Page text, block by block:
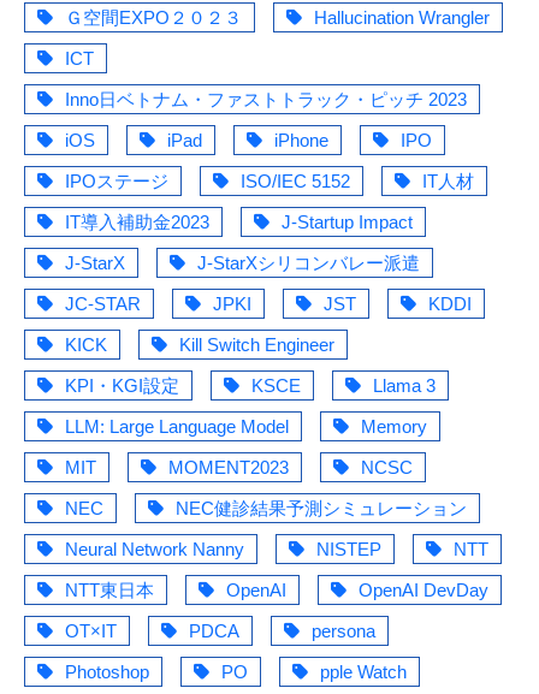
Ｇ空間EXPO２０２３
Hallucination Wrangler
ICT
Inno日ベトナム・ファストトラック・ピッチ 2023
iOS
iPad iPhone
IPO
IPOステージ
ISO/IEC 5152
IT人材
IT導入補助金2023
J-Startup Impact
J-StarX
J-StarXシリコンバレー派遣
JC-STAR
JPKI JST
KDDI
KICK
Kill Switch Engineer
KPI・KGI設定
KSCE
Llama 3
LLM: Large Language Model
Memory
MIT
MOMENT2023
NCSC
NEC
NEC健診結果予測シミュレーション
Neural Network Nanny
NISTEP
NTT
NTT東日本
OpenAI
OpenAI DevDay
OT×IT
PDCA
persona
Photoshop
PO
pple Watch